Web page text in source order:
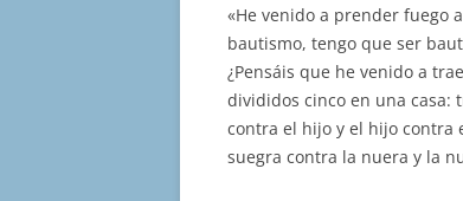
«He venido a prender fuego
bautismo, tengo que ser
¿Pensáis que he venido a
divididos cinco en una casa:
contra el hijo y el hijo contra
suegra contra la nuera y la